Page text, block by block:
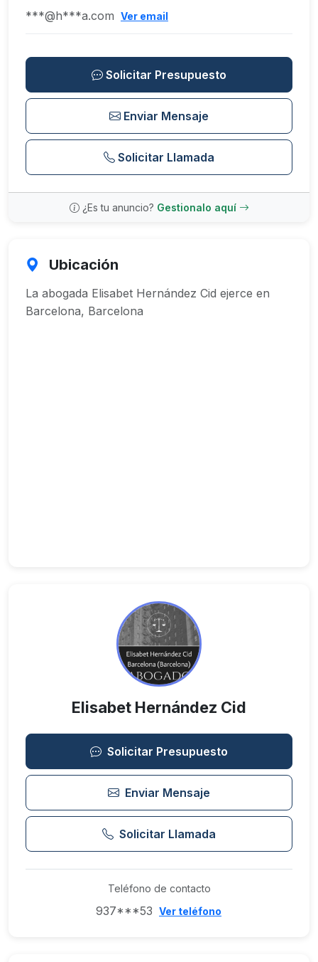
***@h***a.com Ver email
Solicitar Presupuesto
Enviar Mensaje
Solicitar Llamada
¿Es tu anuncio? Gestionalo aquí
Ubicación
La abogada Elisabet Hernández Cid ejerce en
Barcelona, Barcelona
Elisabet Hernández Cid
Solicitar Presupuesto
Enviar Mensaje
Solicitar Llamada
Teléfono de contacto
937***53 Ver teléfono